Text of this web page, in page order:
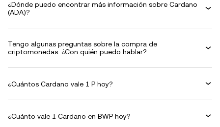
¿Dónde puedo encontrar más información sobre Cardano
(ADA)?
Tengo algunas preguntas sobre la compra de
criptomonedas. ¿Con quién puedo hablar?
¿Cuántos Cardano vale 1 P hoy?
¿Cuánto vale 1 Cardano en BWP hoy?